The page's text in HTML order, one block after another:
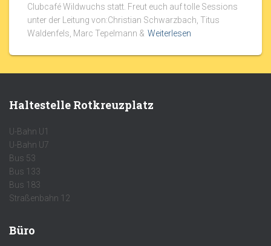
Clubcafé Wildwuchs statt. Freut euch auf tolle Sessions
unter der Leitung von:Christian Schwarzbach, Titus
Waldenfels, Marc Tepelmann & Weiterlesen
Haltestelle Rotkreuzplatz
U-Bahn U1
U-Bahn U7
Bus 53
Bus 133
Bus 183
Straßenbahn 12
Büro